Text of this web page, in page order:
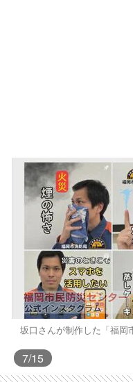
坂口さんが制作した「福岡
7/15